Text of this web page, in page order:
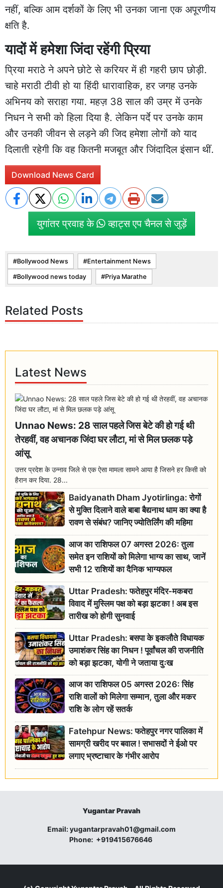
नहीं, बल्कि आम दर्शकों के लिए भी उनका जाना एक अपूरणीय
क्षति है.
यादों में हमेशा जिंदा रहेंगी प्रिया
प्रिया मराठे ने अपने छोटे से करियर में ही गहरी छाप छोड़ी.
चाहे मराठी टीवी हो या हिंदी धारावाहिक, हर जगह उनके
अभिनय को सराहा गया. महज़ 38 साल की उम्र में उनके
निधन ने सभी को हिला दिया है. लेकिन पर्दे पर उनके काम
और उनकी जीवन से लड़ने की जिद हमेशा लोगों को याद
दिलाती रहेगी कि वह कितनी मजबूत और जिंदादिल इंसान थीं.
Download News Card
युगांतर प्रवाह के व्हाट्स एप चैनल से जुड़ें
Bollywood News Entertainment News
Bollywood news today Priya Marathe
Related Posts
Latest News
Unnao News: 28 साल पहले जिस बेटे की हो गई थी
तेरहवीं, वह अचानक जिंदा घर लौटा, मां से मिल छलक पड़े
आंसू
उत्तर प्रदेश के उन्नाव जिले से एक ऐसा मामला सामने आया है जिसने हर किसी को
हैरान कर दिया. 28...
Baidyanath Dham Jyotirlinga: रोगों
से मुक्ति दिलाने वाले बाबा बैद्यनाथ धाम का क्या है
रावण से संबंध? जानिए ज्योतिर्लिंग की महिमा
आज का राशिफल 07 अगस्त 2026: तुला
समेत इन राशियों को मिलेगा भाग्य का साथ, जानें
सभी 12 राशियों का दैनिक भाग्यफल
Uttar Pradesh: फतेहपुर मंदिर-मकबरा
विवाद में मुस्लिम पक्ष को बड़ा झटका ! अब इस
तारीख को होगी सुनवाई
Uttar Pradesh: बसपा के इकलौते विधायक
उमाशंकर सिंह का निधन ! पूर्वांचल की राजनीति
को बड़ा झटका, योगी ने जताया दुःख
आज का राशिफल 05 अगस्त 2026: सिंह
राशि वालों को मिलेगा सम्मान, तुला और मकर
राशि के लोग रहें सतर्क
Fatehpur News: फतेहपुर नगर पालिका में
सामग्री खरीद पर बवाल ! सभासदों ने ईओ पर
लगाए भ्रष्टाचार के गंभीर आरोप
Yugantar Pravah
Email:yugantarpravah01@gmail.com
Phone: +919415676646